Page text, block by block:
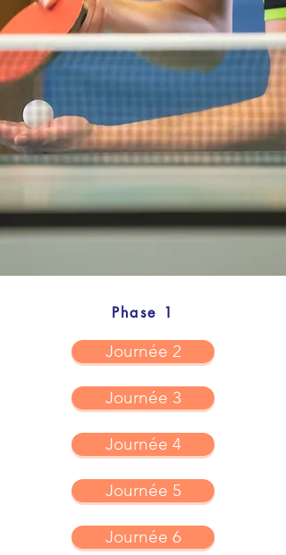
Phase 1
Journée 2
Journée 3
Journée 4
Journée 5
Journée 6